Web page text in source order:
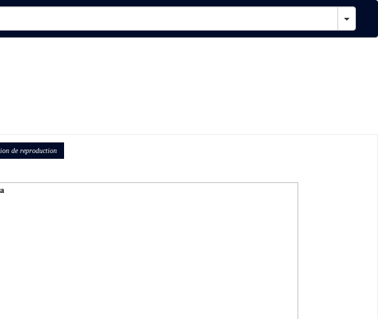
de reproduction